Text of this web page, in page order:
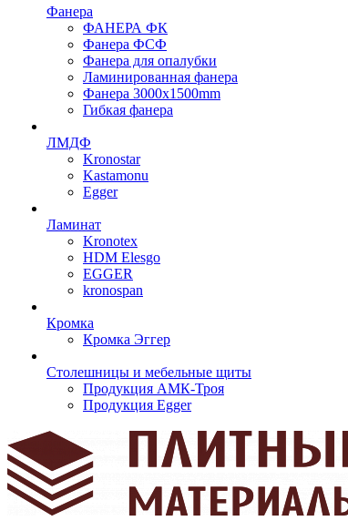
Фанера
ФАНЕРА ФК
Фанера ФСФ
Фанера для опалубки
Ламинированная фанера
Фанера 3000х1500mm
Гибкая фанера
ЛМДФ
Kronostar
Kastamonu
Egger
Ламинат
Kronotex
HDM Elesgo
EGGER
kronospan
Кромка
Кромка Эггер
Столешницы и мебельные щиты
Продукция АМК-Троя
Продукция Egger